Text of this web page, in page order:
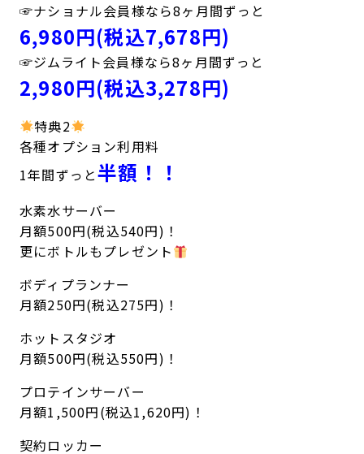
☞ナショナル会員様なら8ヶ月間ずっと
6,980円(税込7,678円)
☞ジムライト会員様なら8ヶ月間ずっと
2,980円(税込3,278円)
特典2
各種オプション利用料
1年間ずっと半額！！
水素水サーバー
月額500円(税込540円)！
更にボトルもプレゼント
ボディプランナー
月額250円(税込275円)！
ホットスタジオ
月額500円(税込550円)！
プロテインサーバー
月額1,500円(税込1,620円)！
契約ロッカー